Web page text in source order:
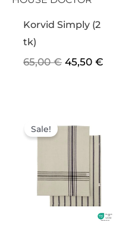
Korvid Simply (2
tk)
65,00€ 45,50€
Sale!
hind
oli:
22,50 €.
on:
15,75 €.